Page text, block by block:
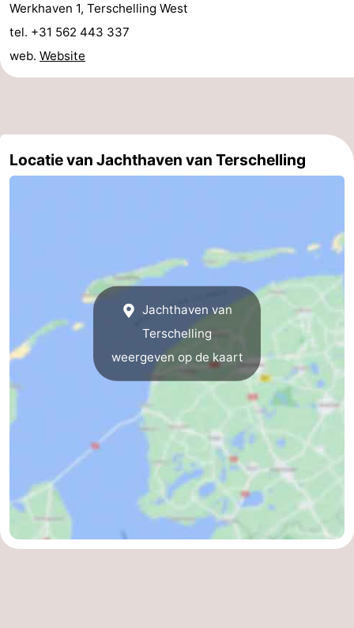
Rondvaarten
-
Boerderijen
centra
Natuur
Fietsen
Wadlopen
en
drinken
Nachtleven
Zeehonden
Werkhaven 1, Terschelling West
tel. +31 562 443 337
web. Website
Locatie van Jachthaven van Terschelling
Jachthaven van
Terschelling
weergeven op de kaart